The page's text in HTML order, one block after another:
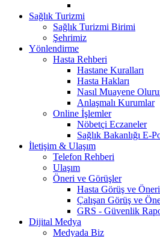
Sağlık Turizmi
Sağlık Turizmi Birimi
Şehrimiz
Yönlendirme
Hasta Rehberi
Hastane Kuralları
Hasta Hakları
Nasıl Muayene
Anlaşmalı Kurumlar
Online İşlemler
Nöbetçi Eczaneler
Sağlık Bakanlığı E-
İletişim & Ulaşım
Telefon Rehberi
Ulaşım
Öneri ve Görüşler
Hasta Görüş ve
Çalışan Görüş ve
GRS - Güvenlik
Dijital Medya
Medyada Biz